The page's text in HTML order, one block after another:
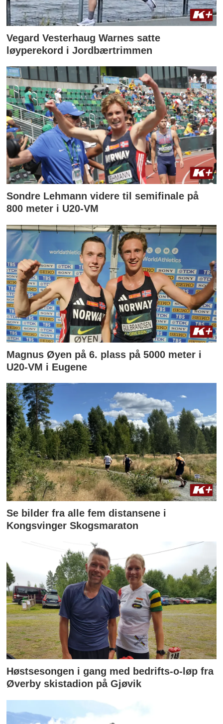
Vegard Vesterhaug Warnes satte
løyperekord i Jordbærtrimmen
Sondre Lehmann videre til semifinale på
800 meter i U20-VM
Magnus Øyen på 6. plass på 5000 meter i
U20-VM i Eugene
Se bilder fra alle fem distansene i
Kongsvinger Skogsmaraton
Høstsesongen i gang med bedrifts-o-løp fra
Øverby skistadion på Gjøvik